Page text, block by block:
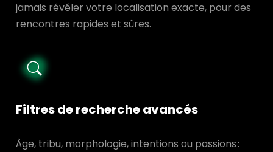
jamais révéler votre localisation exacte, pour des
rencontres rapides et sûres.
Filtres de recherche avancés
Âge, tribu, morphologie, intentions ou passions :